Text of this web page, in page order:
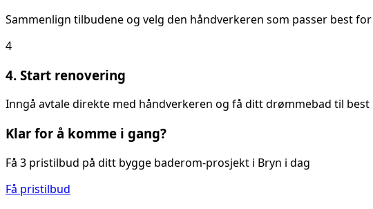
Sammenlign tilbudene og velg den håndverkeren som passer best
4
4. Start renovering
Inngå avtale direkte med håndverkeren og få ditt drømmebad til best
Klar for å komme i gang?
Få 3 pristilbud på ditt bygge baderom-prosjekt i Bryn i dag
Få pristilbud